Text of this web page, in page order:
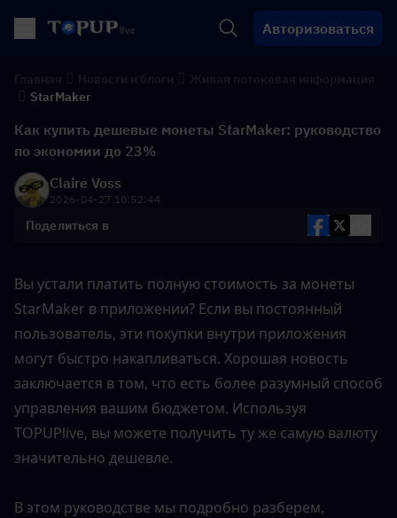
Авторизоваться
StarMaker
Как купить дешевые монеты StarMaker: руководство
по экономии до 23%
Claire Voss
2026-04-27 10:52:44
Поделиться в
Вы устали платить полную стоимость за монеты
StarMaker в приложении? Если вы постоянный
пользователь, эти покупки внутри приложения
могут быстро накапливаться. Хорошая новость
заключается в том, что есть более разумный способ
управления вашим бюджетом. Используя
TOPUPlive, вы можете получить ту же самую валюту
значительно дешевле.
В этом руководстве мы подробно разберем,